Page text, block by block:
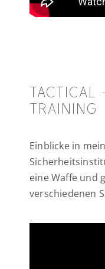
TACTICAL
TRAINING
Einblicke in
eine Waffe und
verschiedenen